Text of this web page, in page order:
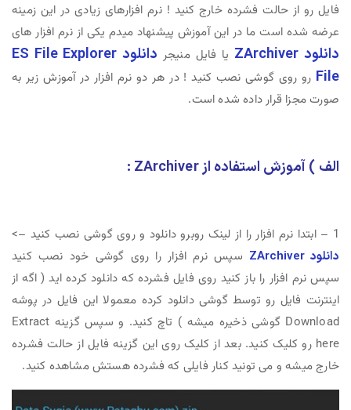
فایل رو از حالت فشرده خارج کنید ! نرم افزارهای زیادی در این زمینه
عرضه شده است ما در این آموزش پیشنهاد میدم یکی از نرم افزار های
دانلود ZArchiver یا فایل منیجر
دانلود ES File Explorer
File رو روی گوشی نصب کنید ! در هر دو نرم افزار در آموزش زیر به
صورت مجزا قرار داده شده است.
الف ) آموزش استفاده از ZArchiver :
1 – ابتدا نرم افزار را از لینک روبرو دانلود و روی گوشی نصب کنید –>
دانلود ZArchiver
سپس نرم افزار را روی گوشی خود نصب کنید
سپس نرم افزار را باز کنید روی فایل فشرده که دانلود کرده اید ( اگه از
اینترنت فایل رو توسط گوشی دانلود کرده معمولا این فایل در پوشه
Download گوشی ذخیره میشه ) تاچ کنید. و سپس گزینه Extract
here رو کلیک کنید. بعد از کلیک روی این گزینه فایل از حالت فشرده
خارج میشه و می تونید کنار فایلی که فشرده هستش مشاهده کنید.